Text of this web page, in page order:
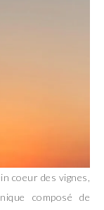
coeur des vignes,
composé de